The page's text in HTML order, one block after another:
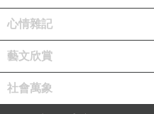
咖啡，用咖啡香讓愛零距離！
心情雜記
藝文欣賞
社會萬象